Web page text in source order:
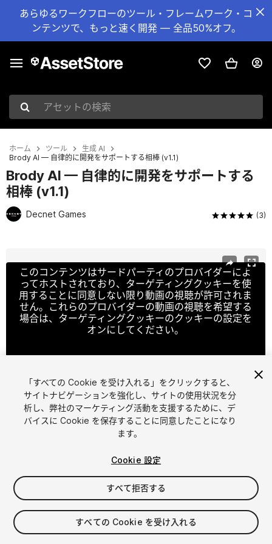
あらゆるワークフローのツール・フレームワーク・コ
ンテンツで、もっと速く開発 — 全品50%オフ。
アセットの検索
ホーム ツール
生成 AI
Brody AI — 自律的に開発をサポートする相棒 (v1.1)
Brody AI — 自律的に開発をサポートする
相棒 (v1.1)
Decnet Games (3)
このコンテンツはサードパーティのプロバイダーによ
ってホストされており、ターゲティングクッキーを使
用することに同意しない限り動画の視聴が許可されま
せん。これらのプロバイダーの動画の視聴を希望する
場合は、ターゲティングクッキーのクッキーの設定を
オンにしてください。
クッキーの設定
1/28
$49.99
消費税は決済時に計算されます
「すべての Cookie を受け入れる」をクリックすると、
サイトナビゲーションを強化し、サイトの使用状況を分
析し、弊社のマーケティング活動を支援するために、デ
バイスに Cookie を保存することに同意したことになり
ます。
Cookie 設定
すべて拒否する
すべての Cookie を受け入れる